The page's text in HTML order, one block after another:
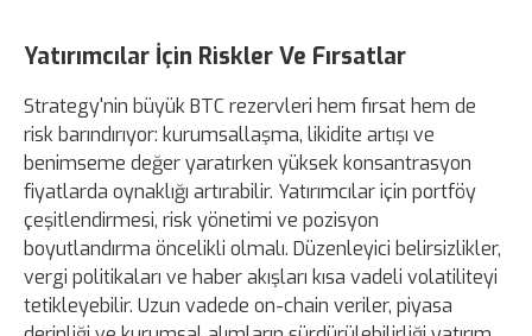
Yatırımcılar İçin Riskler Ve Fırsatlar
Strategy'nin büyük BTC rezervleri hem fırsat hem de
risk barındırıyor: kurumsallaşma, likidite artışı ve
benimseme değer yaratırken yüksek konsantrasyon
fiyatlarda oynaklığı artırabilir. Yatırımcılar için portföy
çeşitlendirmesi, risk yönetimi ve pozisyon
boyutlandırma öncelikli olmalı. Düzenleyici belirsizlikler,
vergi politikaları ve haber akışları kısa vadeli volatiliteyi
tetikleyebilir. Uzun vadede on-chain veriler, piyasa